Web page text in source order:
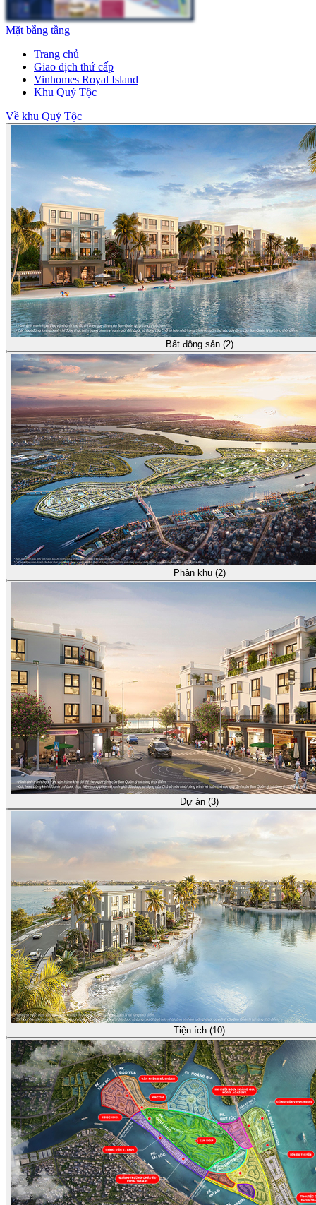
Mặt bằng tầng
Trang chủ
Giao dịch thứ cấp
Vinhomes Royal Island
Khu Quý Tộc
Về khu Quý Tộc
Bất động sản (2)
Phân khu (2)
Dự án (3)
Tiện ích (10)